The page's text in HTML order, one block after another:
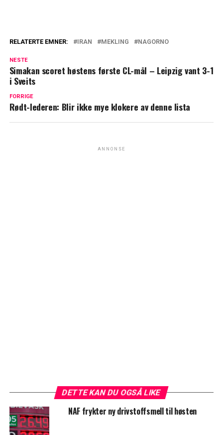
RELATERTE EMNER: IRAN MEKLING NAGORNO
NESTE
Simakan scoret høstens første CL-mål – Leipzig vant 3-1
i Sveits
FORRIGE
Rødt-lederen: Blir ikke mye klokere av denne lista
ANNONSE
DETTE KAN DU OGSÅ LIKE
NAF frykter ny drivstoffsmell til høsten